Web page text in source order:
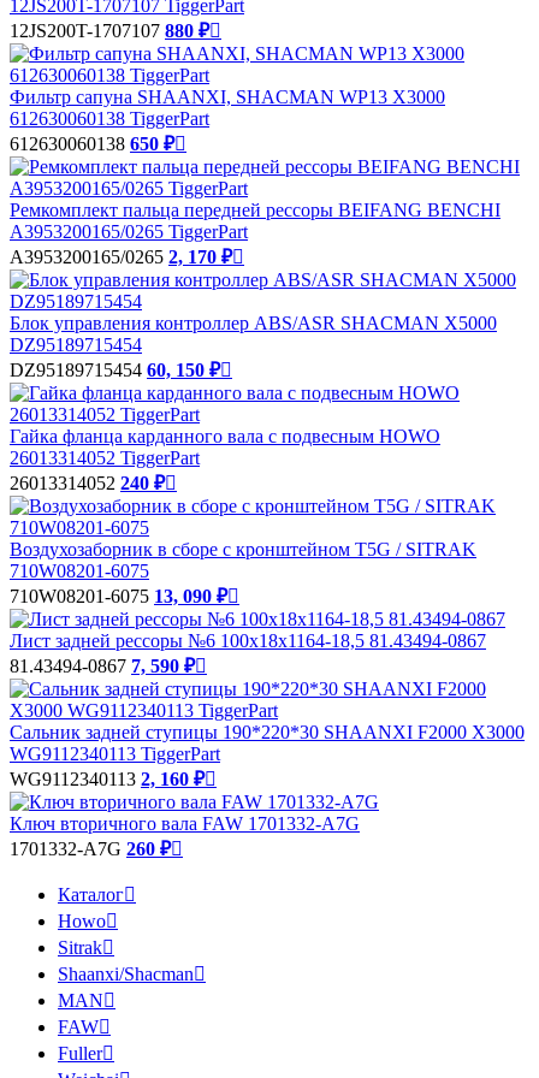
12JS200T-1707107 TiggerPart
12JS200T-1707107 880 ₽
Фильтр сапуна SHAANXI, SHACMAN WP13 X3000
612630060138 TiggerPart
612630060138 650 ₽
Ремкомплект пальца передней рессоры BEIFANG BENCHI
А3953200165/0265 TiggerPart
А3953200165/0265 2, 170 ₽
Блок управления контроллер ABS/ASR SHACMAN X5000
DZ95189715454
DZ95189715454 60, 150 ₽
Гайка фланца карданного вала с подвесным HOWO
26013314052 TiggerPart
26013314052 240 ₽
Воздухозаборник в сборе с кронштейном T5G / SITRAK
710W08201-6075
710W08201-6075 13, 090 ₽
Лист задней рессоры №6 100х18х1164-18,5 81.43494-0867
81.43494-0867 7, 590 ₽
Сальник задней ступицы 190*220*30 SHAANXI F2000 X3000
WG9112340113 TiggerPart
WG9112340113 2, 160 ₽
Ключ вторичного вала FAW 1701332-A7G
1701332-A7G 260 ₽
Каталог
Howo
Sitrak
Shaanxi/Shacman
MAN
FAW
Fuller